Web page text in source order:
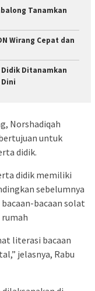
Tanamkan
Wirang Cepat dan
Didik Ditanamkan
Norshadiqah
untuk
didik.
didik memiliki
sebelumnya
bacaan solat
literasi bacaan
jelasnya, Rabu